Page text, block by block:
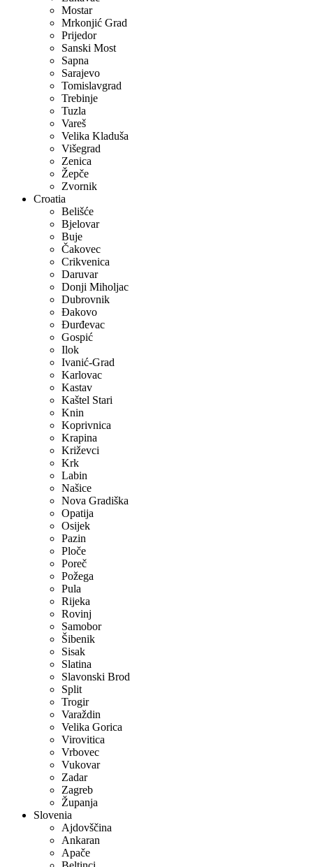
Mostar
Mrkonjić Grad
Prijedor
Sanski Most
Sapna
Sarajevo
Tomislavgrad
Trebinje
Tuzla
Vareš
Velika Kladuša
Višegrad
Zenica
Žepče
Zvornik
Croatia
Belišće
Bjelovar
Buje
Čakovec
Crikvenica
Daruvar
Donji Miholjac
Dubrovnik
Ðakovo
Ðurđevac
Gospić
Ilok
Ivanić-Grad
Karlovac
Kastav
Kaštel Stari
Knin
Koprivnica
Krapina
Križevci
Krk
Labin
Našice
Nova Gradiška
Opatija
Osijek
Pazin
Ploče
Poreč
Požega
Pula
Rijeka
Rovinj
Samobor
Šibenik
Sisak
Slatina
Slavonski Brod
Split
Trogir
Varaždin
Velika Gorica
Virovitica
Vrbovec
Vukovar
Zadar
Zagreb
Županja
Slovenia
Ajdovščina
Ankaran
Apače